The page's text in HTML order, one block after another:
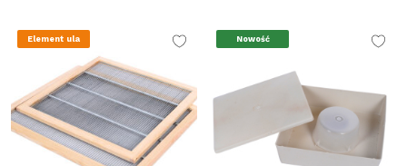
Element ula Nowość